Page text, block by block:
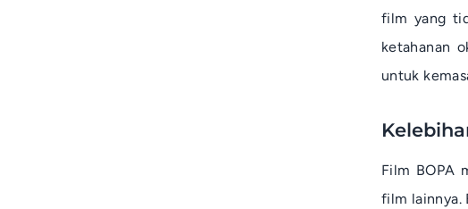
film yang
ketahanan
untuk
Film BOPA
film lainnya.